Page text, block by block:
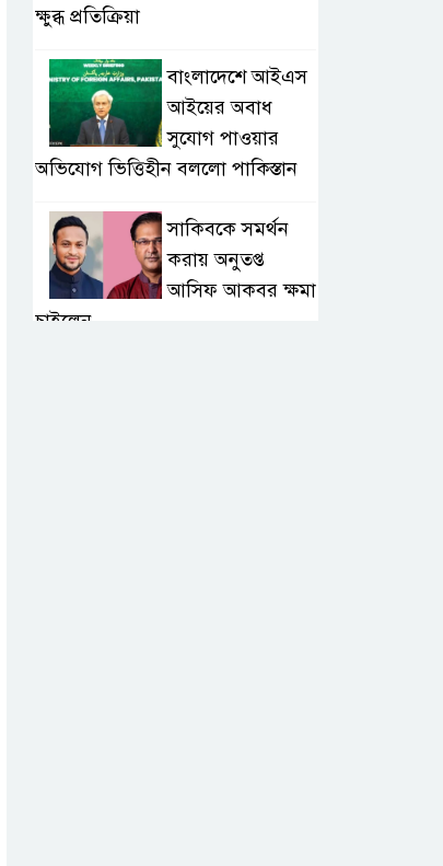
ক্ষুব্ধ প্রতিক্রিয়া
বাংলাদেশে আইএস
আইয়ের অবাধ
সুযোগ পাওয়ার
অভিযোগ ভিত্তিহীন বললো পাকিস্তান
সাকিবকে সমর্থন
করায় অনুতপ্ত
আসিফ আকবর ক্ষমা
চাইলেন